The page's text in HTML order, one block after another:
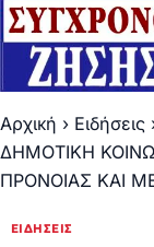
Αρχική › Ειδήσεις
ΔΗΜΟΤΙΚΗ
ΠΡΟΝΟΙΑΣ ΚΑΙ
ΕΙΔΉΣΕΙΣ